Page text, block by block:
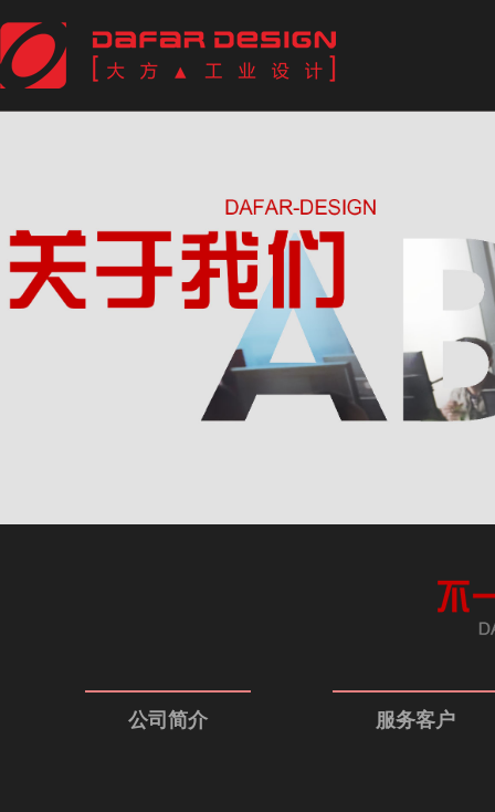
公司简介 服务客户